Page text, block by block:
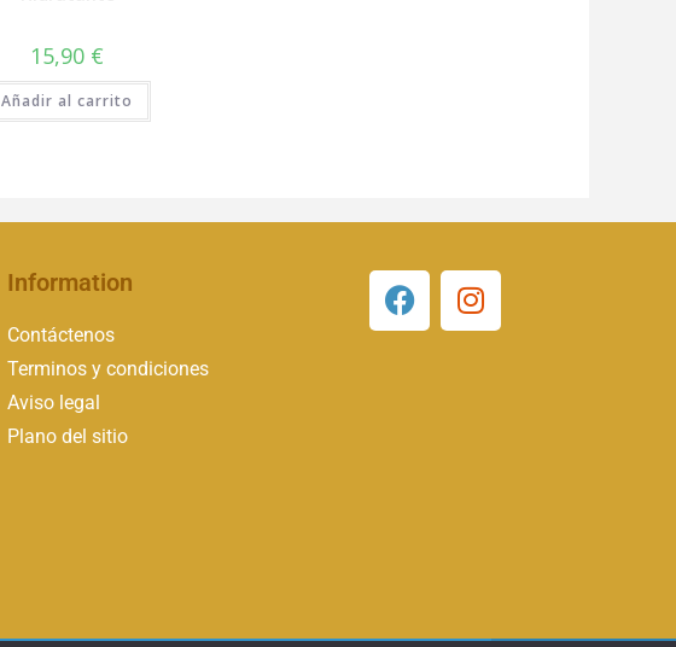
15,90 €
Añadir al carrito
Information
Contáctenos
Terminos y condiciones
Aviso legal
Plano del sitio